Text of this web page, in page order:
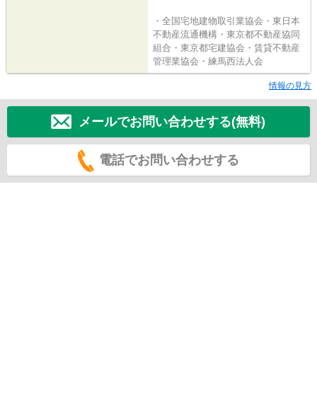
・全国宅地建物取引業協会・東日本
不動産流通機構・東京都不動産協同
組合・東京都宅建協会・賃貸不動産
管理業協会・練馬西法人会
情報の見方
メールでお問い合わせする(無料)
電話でお問い合わせする